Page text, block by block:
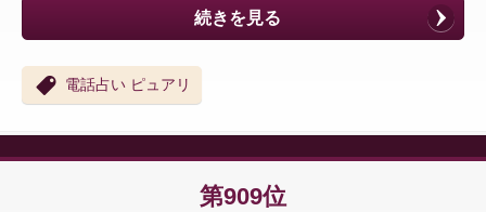
続きを見る
電話占い ピュアリ
第909位